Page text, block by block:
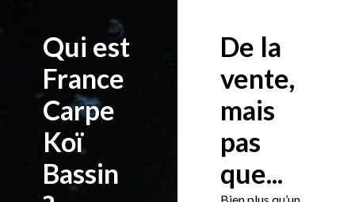
Qui est
France
Carpe
Koï
Bassin
De la
vente,
mais
pas
que...